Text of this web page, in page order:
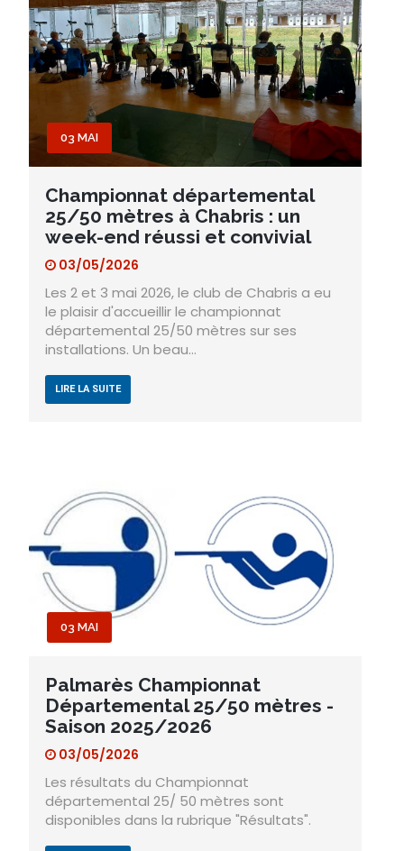
03 MAI
Championnat départemental
25/50 mètres à Chabris : un
week-end réussi et convivial
03/05/2026
Les 2 et 3 mai 2026, le club de Chabris a eu
le plaisir d'accueillir le championnat
départemental 25/50 mètres sur ses
installations. Un beau…
LIRE LA SUITE
03 MAI
Palmarès Championnat
Départemental 25/50 mètres -
Saison 2025/2026
03/05/2026
Les résultats du Championnat
départemental 25/ 50 mètres sont
disponibles dans la rubrique "Résultats".